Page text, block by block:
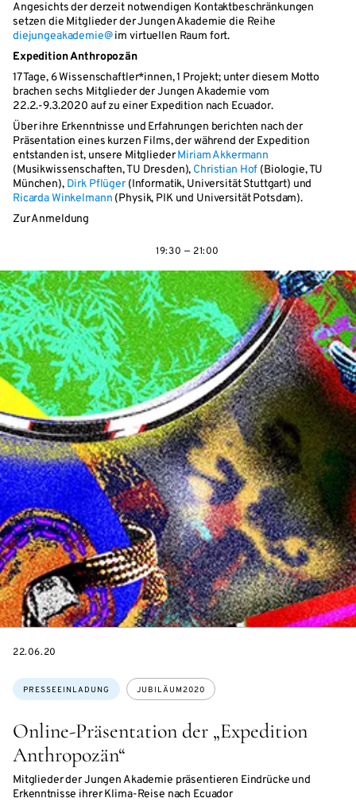
Angesichts der derzeit notwendigen Kontaktbeschränkungen
setzen die Mitglieder der Jungen Akademie die Reihe
diejungeakademie@im virtuellen Raum fort.
Expedition Anthropozän
17 Tage, 6 Wissenschaftler*innen, 1 Projekt; unter diesem Motto
brachen sechs Mitglieder der Jungen Akademie vom
22.2.-9.3.2020 auf zu einer Expedition nach Ecuador.
Über ihre Erkenntnisse und Erfahrungen berichten nach der
Präsentation eines kurzen Films, der während der Expedition
entstanden ist, unsere MitgliederMiriam Akkermann
(Musikwissenschaften, TU Dresden), Christian Hof (Biologie, TU
München), Dirk Pflüger(Informatik, Universität Stuttgart) und
Ricarda Winkelmann (Physik, PIK und Universität Potsdam).
Zur Anmeldung
19:30 — 21:00
Online-Präsentation der „Expedition
Anthropozän“
Mitglieder der Jungen Akademie präsentieren Eindrücke und
Erkenntnisse ihrer Klima-Reise nach Ecuador
Themen:
PRESSEEINLADUNG JUBILÄUM2020
DATE
22.06.20